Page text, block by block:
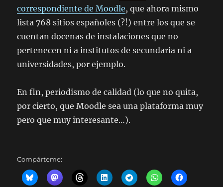
correspondiente de Moodle, que ahora mismo
lista 768 sitios españoles (?!) entre los que se
cuentan docenas de instalaciones que no
pertenecen ni a institutos de secundaria ni a
universidades, por ejemplo.
En fin, periodismo de calidad (lo que no quita,
por cierto, que Moodle sea una plataforma muy
pero que muy interesante…).
Compárteme: